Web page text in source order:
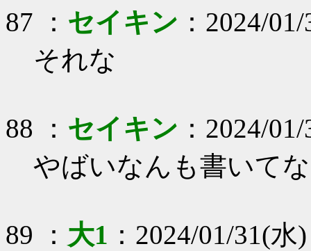
87 ： セイキン ：2024/
それな
88 ： セイキン ：2024/
やばいなんも書いて
89 ： 大1 ：2024/01/31(